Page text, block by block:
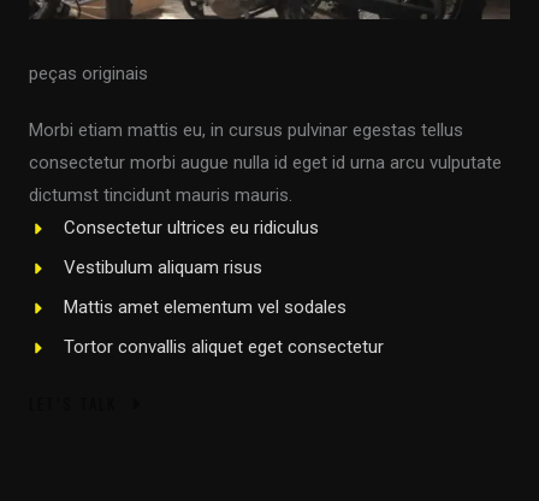
peças originais
Morbi etiam mattis eu, in cursus pulvinar egestas tellus
consectetur morbi augue nulla id eget id urna arcu vulputate
dictumst tincidunt mauris mauris.
Consectetur ultrices eu ridiculus
Vestibulum aliquam risus
Mattis amet elementum vel sodales
Tortor convallis aliquet eget consectetur